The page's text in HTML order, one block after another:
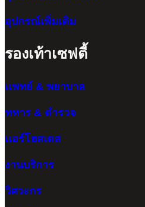
อุปกรณ์เพิ่มเติม
รองเท้าเซฟตี้
แพทย์ & พยาบาล
ทหาร & ตำรวจ
แอร์โฮสเตส
งานบริการ
วิศวะกร